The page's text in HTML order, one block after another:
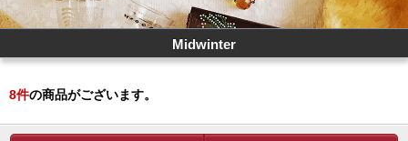
Midwinter
8件の商品がございます。